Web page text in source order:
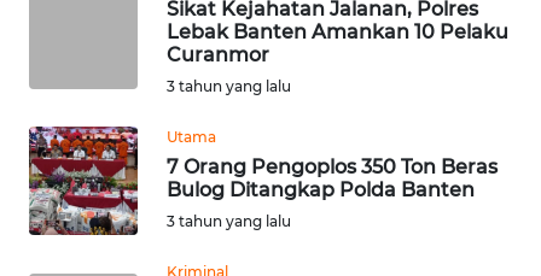
Sikat Kejahatan Jalanan, Polres
Lebak Banten Amankan 10 Pelaku
Curanmor
3 tahun yang lalu
Utama
7 Orang Pengoplos 350 Ton Beras
Bulog Ditangkap Polda Banten
3 tahun yang lalu
Kriminal
WN
TINGGI
WN
PAKPAK